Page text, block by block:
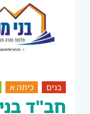
בנים כיתה א
חב"ד